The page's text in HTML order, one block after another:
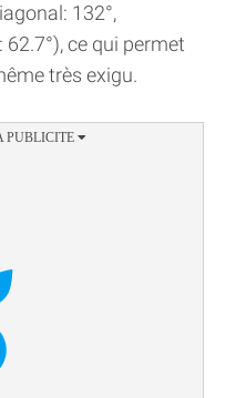
132°,
ce qui permet
très exigu.